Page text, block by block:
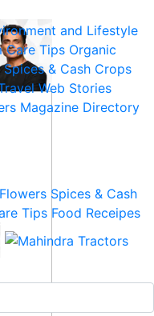
and Lifestyle
Care Tips Organic
Spices & Cash Crops
Web Stories
Magazine Directory
Flowers Spices & Cash
Tips Food Receipes